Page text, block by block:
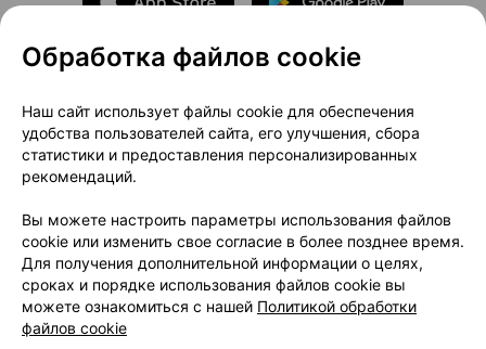
О проекте
Новости проекта
Размещение рекламы
Медицинский маркетинг
Публичный договор
Доставка
Способы оплаты
Вакансии
Партнеры
Написать руководителю 103.by
Написать в поддержку
Персональные настройки Cookie
Обработка файлов cookie
Наш сайт использует файлы cookie для обеспечения
удобства пользователей сайта, его улучшения, сбора
статистики и предоставления персонализированных
рекомендаций.
Вы можете настроить параметры использования файлов
cookie или изменить свое согласие в более позднее время.
Для получения дополнительной информации о целях,
сроках и порядке использования файлов cookie вы
можете ознакомиться с нашей Политикой обработки
файлов cookie